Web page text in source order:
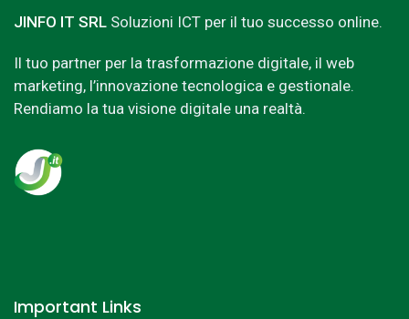
JINFO IT SRL Soluzioni ICT per il tuo successo online.
Il tuo partner per la trasformazione digitale, il web
marketing, l’innovazione tecnologica e gestionale.
Rendiamo la tua visione digitale una realtà.
Important Links